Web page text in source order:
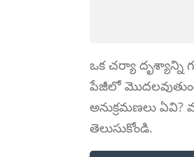
ఒక చర్యా దృశ్యాన్ని
పేజీలో
అనుక్రమణలు
తెలుసుకోండి.